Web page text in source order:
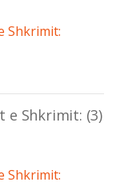
Shkrimit:
e Shkrimit: (3)
Shkrimit: